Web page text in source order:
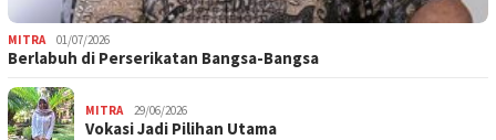
MITRA 01/07/2026
Berlabuh di Perserikatan Bangsa-Bangsa
MITRA 29/06/2026
Vokasi Jadi Pilihan Utama